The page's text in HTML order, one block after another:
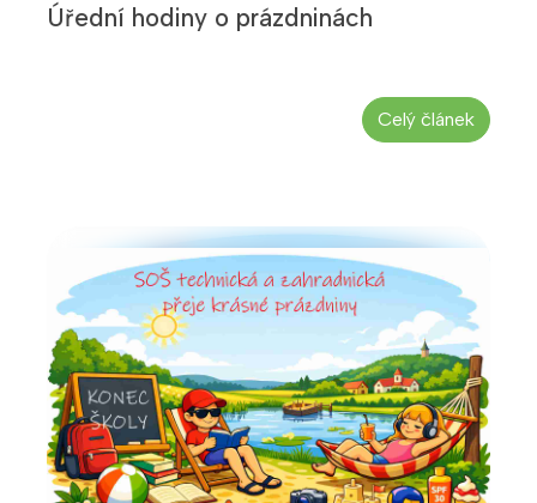
Úřední hodiny o prázdninách
Celý článek